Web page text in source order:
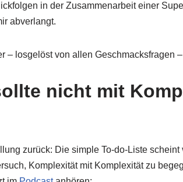
in der Zusammenarbeit einer
abverlangt.
– losgelöst von allen Geschmacksfragen
nicht mit
zurück: Die simple To-do-Liste
Komplexität mit Komplexität zu